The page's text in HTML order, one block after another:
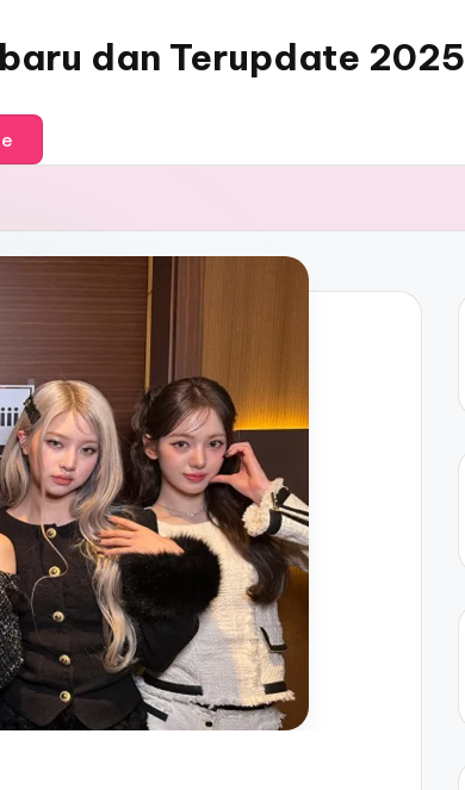
dan Terupdate 2025